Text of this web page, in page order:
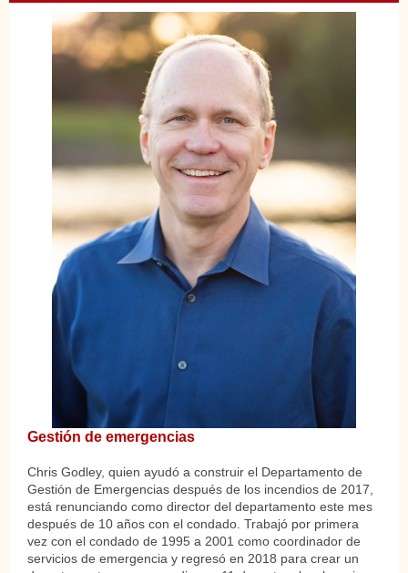
Gestión de emergencias
Chris Godley, quien ayudó a construir el Departamento de
Gestión de Emergencias después de los incendios de 2017,
está renunciando como director del departamento este mes
después de 10 años con el condado. Trabajó por primera
vez con el condado de 1995 a 2001 como coordinador de
servicios de emergencia y regresó en 2018 para crear un